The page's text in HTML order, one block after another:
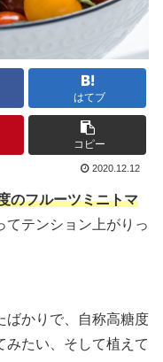
はてブ
コピー
2020.12.12
のフルーツミニトマ
てテンション上がりっ
ばかりで、自称高糖度
みたい、そして植えて